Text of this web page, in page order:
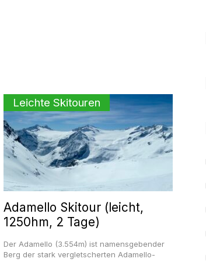
Leichte Skitouren
Adamello Skitour (leicht,
1250hm, 2 Tage)
Der Adamello (3.554m) ist namensgebender
Berg der stark vergletscherten Adamello-